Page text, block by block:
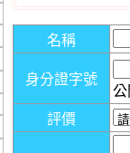
名稱
身分證字號
公
評價